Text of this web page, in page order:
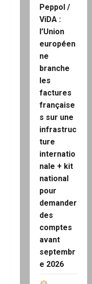
Peppol /
ViDA :
l’Union
européen
ne
branche
les
factures
française
s sur une
infrastruc
ture
internatio
nale + kit
national
pour
demander
des
comptes
avant
septembr
e 2026